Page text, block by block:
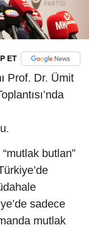
ET
Prof. Dr. Ümit
butlan”
sadece
mutlak